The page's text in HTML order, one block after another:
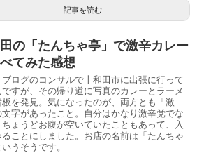
記事を読む
の「たんちゃ亭」で激辛カレー
てみた感想
ログのコンサルで十和田市に出張に行って
ですが、その帰り道に写真のカレーとラーメ
板を発見。気になったのが、両方とも「激
字があったこと。自分はかなり激辛党でな
ょうどお腹が空いていたこともあって、入
ることにしました。お店の名前は「たんちゃ
うそうです。